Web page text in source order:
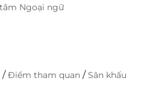
Ngoại ngữ
/Điểm tham quan /Sân khấu